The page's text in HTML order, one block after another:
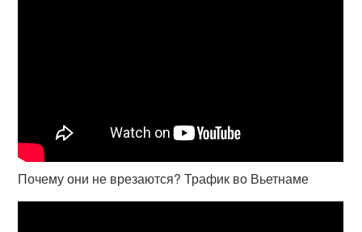
Почему они не врезаются? Трафик во Вьетнаме